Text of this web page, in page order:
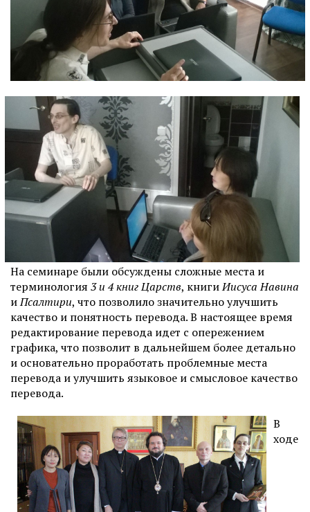
На семинаре были обсуждены сложные места и
терминология 3 и 4 книг Царств, книгиИисуса Навина
иПсалтири, что позволило значительно улучшить
качество и понятность перевода. В настоящее время
редактирование перевода идет с опережением
графика, что позволит в дальнейшем более детально
и основательно проработать проблемные места
перевода и улучшить языковое и смысловое качество
перевода.
В
ходе